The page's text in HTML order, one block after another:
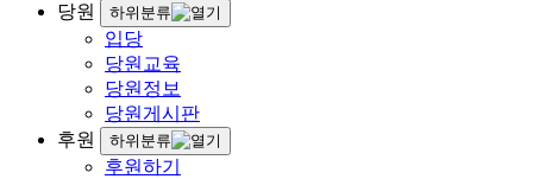
당원
하위분류
입당
당원교육
당원정보
당원게시판
후원
하위분류
후원하기